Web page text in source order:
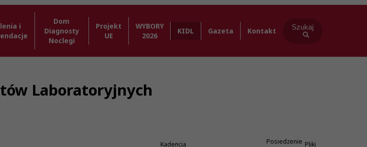
i
Dom
Diagnosty
Noclegi
Projekt
UE
WYBORY
2026
KIDL Gazeta Kontakt Szukaj
Laboratoryjnych
Kadencja Posiedzenie Pliki